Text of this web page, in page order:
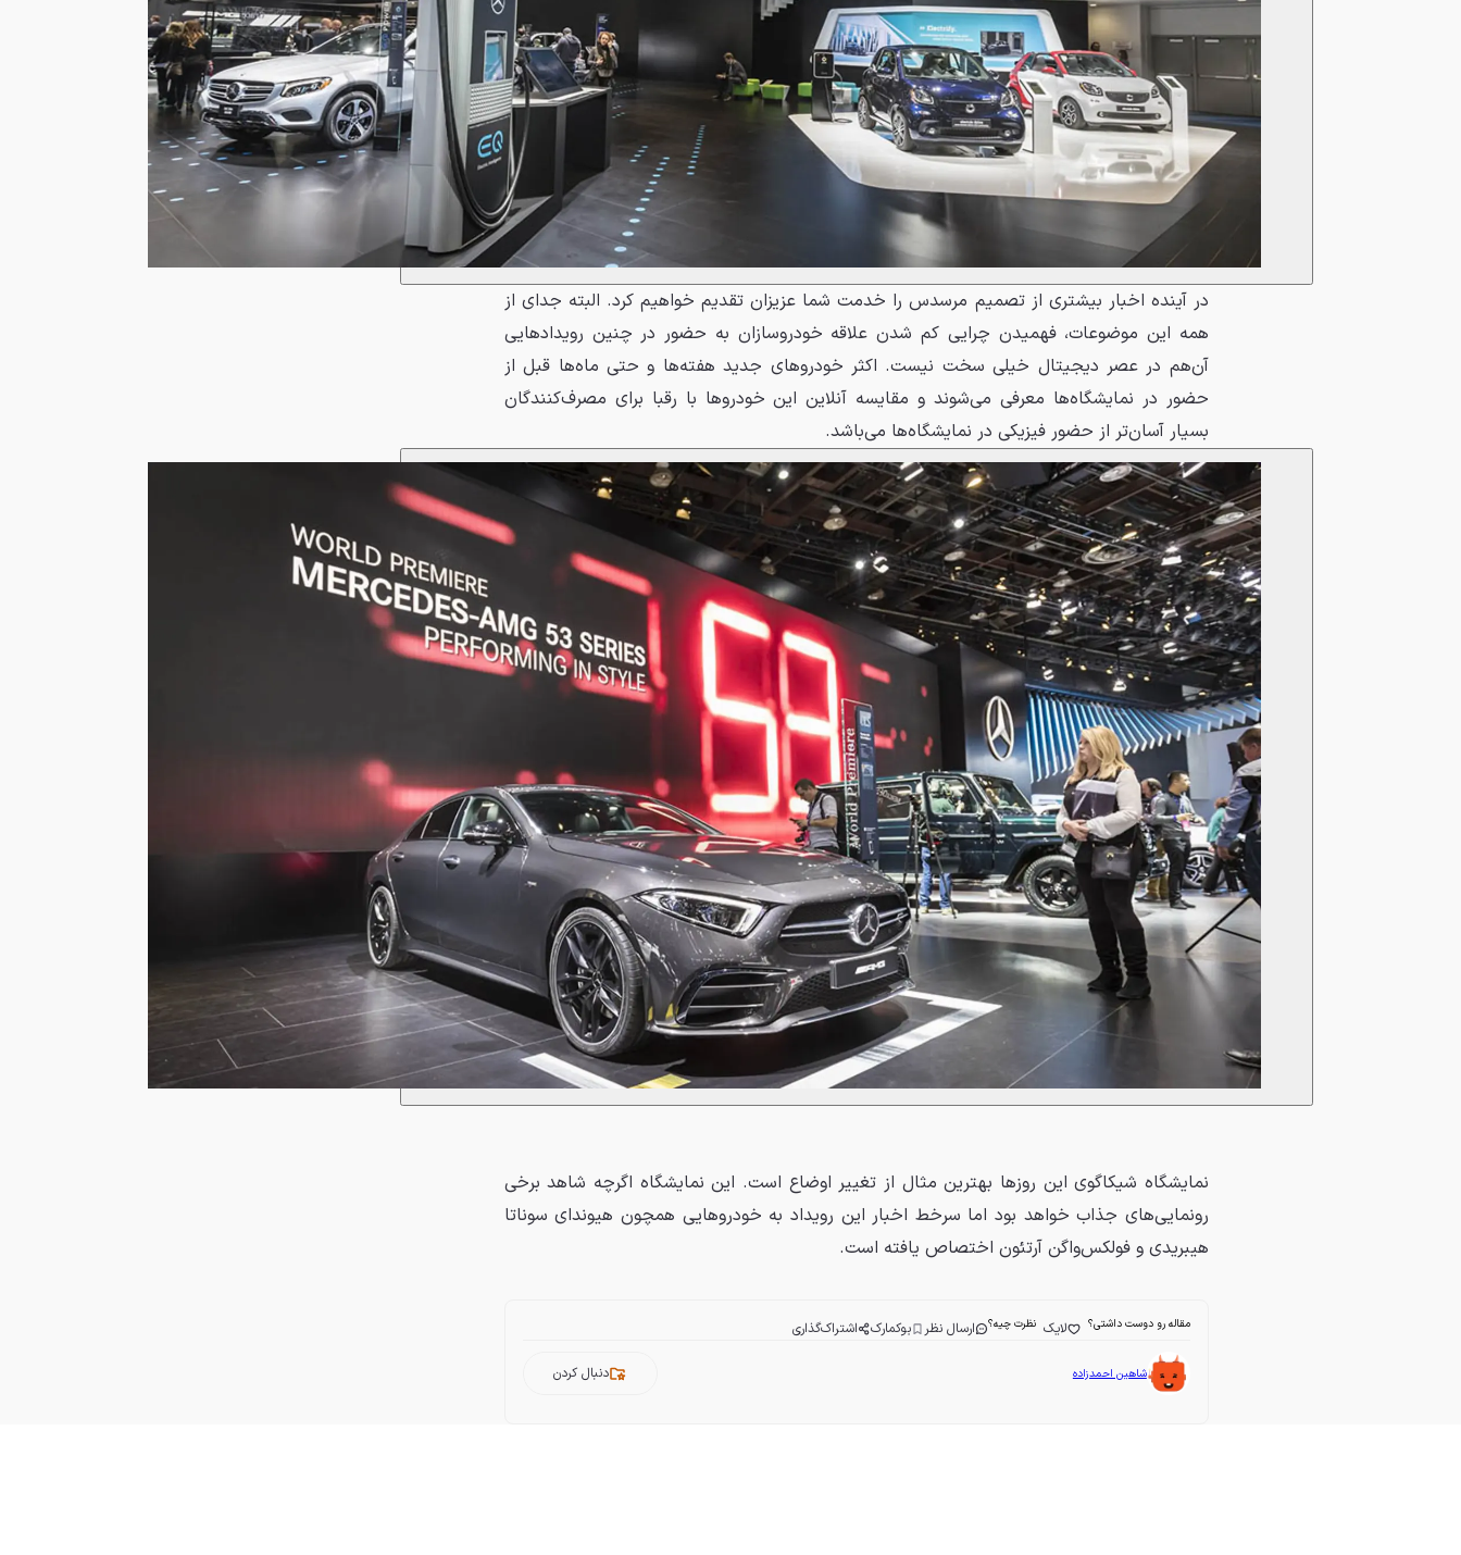
در آینده اخبار بیشتری از تصمیم مرسدس را خدمت شما عزیزان تقدیم خواهیم کرد. البته جدای از
همه این موضوعات، فهمیدن چرایی کم شدن علاقه خودروسازان به حضور در چنین رویدادهایی
آن‌هم در عصر دیجیتال خیلی سخت نیست. اکثر خودروهای جدید هفته‌ها و حتی ماه‌ها قبل از
حضور در نمایشگاه‌ها معرفی می‌شوند و مقایسه آنلاین این خودروها با رقبا برای مصرف‌کنندگان
بسیار آسان‌تر از حضور فیزیکی در نمایشگاه‌ها می‌باشد.
نمایشگاه شیکاگوی این روزها بهترین مثال از تغییر اوضاع است. این نمایشگاه اگرچه شاهد برخی
رونمایی‌های جذاب خواهد بود اما سرخط اخبار این رویداد به خودروهایی همچون هیوندای سوناتا
هیبریدی و فولکس‌واگن آرتئون اختصاص یافته است.
مقاله رو دوست داشتی؟ لایک نظرت چیه؟ ارسال نظر بوکمارک اشتراک‌گذاری
شاهین احمدزاده دنبال کردن